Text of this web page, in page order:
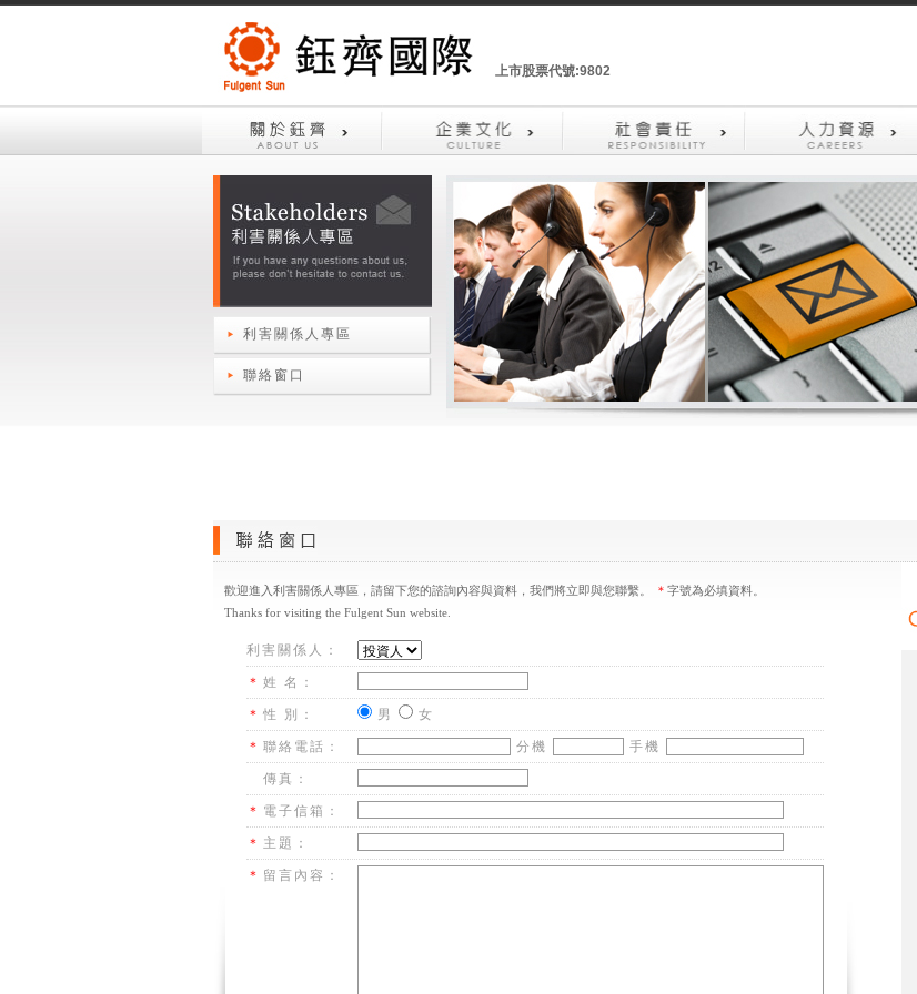
上市股票代號:9802
利害關係人專區
聯絡窗口
歡迎進入利害關係人專區，請留下您的諮詢內容與資料，我們將立即與您聯繫。 ＊ 字號為必填資料。
Thanks for visiting the Fulgent Sun website.
利害關係人：
＊ 姓 名：
＊ 性 別： 男 女
＊ 聯絡電話： 分機 手機
傳真：
＊ 電子信箱：
＊ 主題：
＊ 留言內容：